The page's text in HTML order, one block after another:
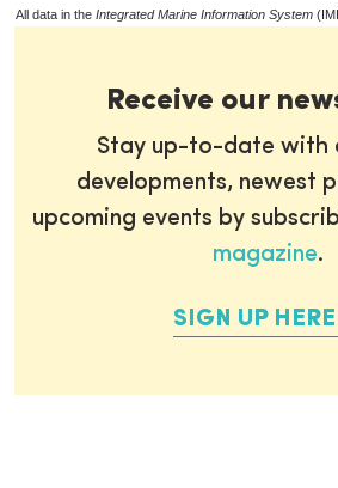
All data in the Integrated Marine Information System
Receive our
Stay up-to-date with
developments, newest
upcoming events by
magazine.
SIGN UP HERE